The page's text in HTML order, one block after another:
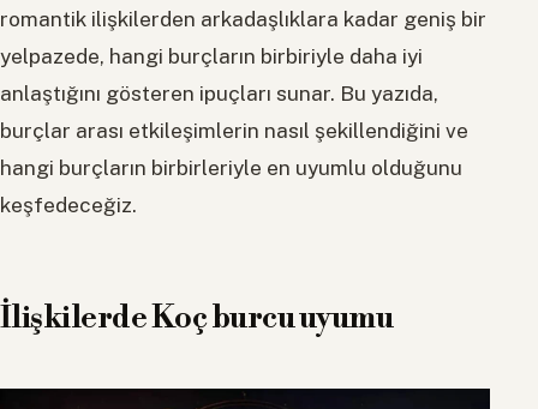
romantik ilişkilerden arkadaşlıklara kadar geniş bir
yelpazede, hangi burçların birbiriyle daha iyi
anlaştığını gösteren ipuçları sunar. Bu yazıda,
burçlar arası etkileşimlerin nasıl şekillendiğini ve
hangi burçların birbirleriyle en uyumlu olduğunu
keşfedeceğiz.
İlişkilerde Koç burcu uyumu